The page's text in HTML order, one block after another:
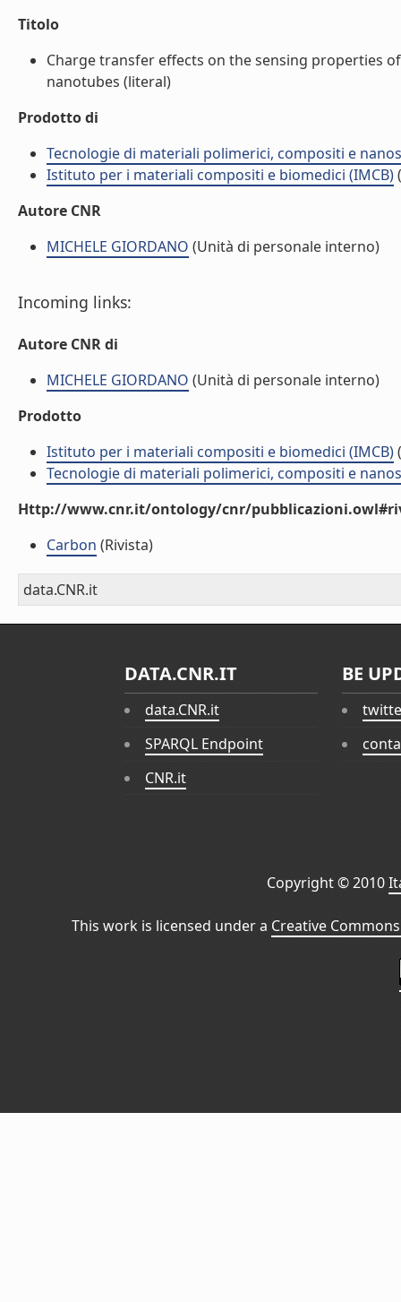
Titolo
Charge transfer effects on the sensing properties
nanotubes (literal)
Prodotto di
Tecnologie di materiali polimerici, compositi e
Istituto per i materiali compositi e biomedici (IMCB)
Autore CNR
MICHELE GIORDANO (Unità di personale interno)
Incoming links:
Autore CNR di
MICHELE GIORDANO (Unità di personale interno)
Prodotto
Istituto per i materiali compositi e biomedici (IMCB)
Tecnologie di materiali polimerici, compositi e
Http://www.cnr.it/ontology/cnr/
Carbon (Rivista)
data.CNR.it
DATA.CNR.IT
data.CNR.it
SPARQL Endpoint
CNR.it
BE
Copyright © 2010
This work is licensed under a Creative